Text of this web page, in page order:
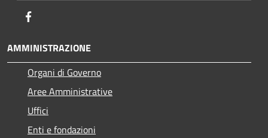
AMMINISTRAZIONE
Organi di Governo
Aree Amministrative
Uffici
Enti e fondazioni